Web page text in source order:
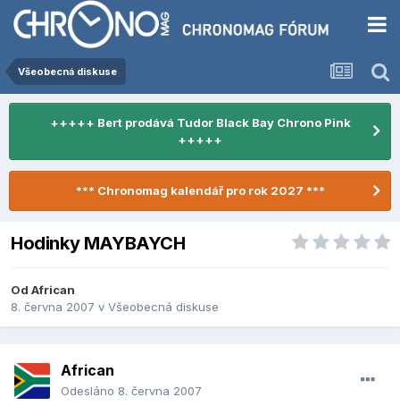
Všeobecná diskuse
+++++ Bert prodává Tudor Black Bay Chrono Pink
+++++
*** Chronomag kalendář pro rok 2027 ***
Hodinky MAYBAYCH
Od African
8. června 2007 v Všeobecná diskuse
African
Odesláno 8. června 2007